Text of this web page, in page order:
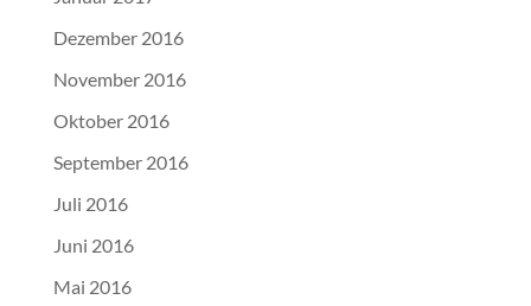
Dezember 2016
November 2016
Oktober 2016
September 2016
Juli 2016
Juni 2016
Mai 2016